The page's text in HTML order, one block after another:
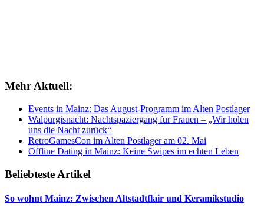
Mehr Aktuell:
Events in Mainz: Das August-Programm im Alten Postlager
Walpurgisnacht: Nachtspaziergang für Frauen – „Wir holen
uns die Nacht zurück“
RetroGamesCon im Alten Postlager am 02. Mai
Offline Dating in Mainz: Keine Swipes im echten Leben
Beliebteste Artikel
So wohnt Mainz: Zwischen Altstadtflair und Keramikstudio